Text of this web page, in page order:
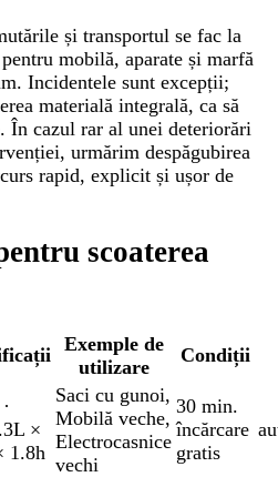
și transportul se fac la
mobilă, aparate și marfă
Incidentele sunt excepții;
materială integrală, ca să
În cazul rar al unei deteriorări
urmărim despăgubirea
rapid, explicit și ușor de
scoaterea
Exemple de
utilizare
Condiții
·
×
1.8h
Saci cu gunoi,
Mobilă veche,
Electrocasnice
vechi
30 min.
încărcare
gratis